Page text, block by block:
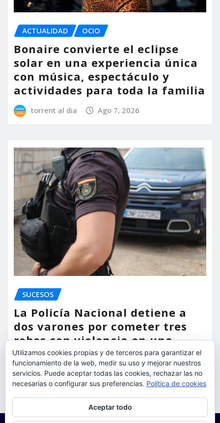
ACTUALIDAD OCIO
Bonaire convierte el eclipse
solar en una experiencia única
con música, espectáculo y
actividades para toda la familia
torrent al dia Ago 7, 2026
SUCESOS
La Policía Nacional detiene a
dos varones por cometer tres
robos con violencia en una
misma mañana
torrent al dia Ago 7, 2026
Utilizamos cookies propias y de terceros para garantizar el
funcionamiento de la web, medir su uso y mejorar nuestros
servicios. Puede aceptar todas las cookies, rechazar las no
necesarias o configurar sus preferencias. Política de cookies
Aceptar todo